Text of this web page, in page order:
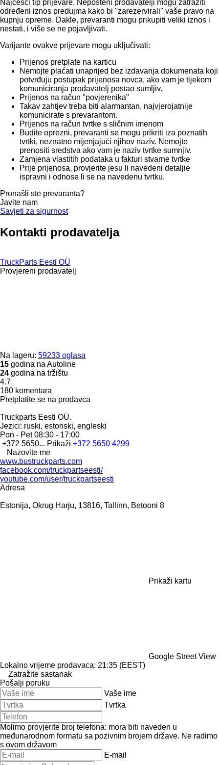
Najčešći tip prijevare. Nepošteni prodavatelji mogu zatražiti
određeni iznos predujma kako bi "zarezervirali" vaše pravo na
kupnju opreme. Dakle, prevaranti mogu prikupiti veliki iznos i
nestati, i više se ne pojavljivati.
Varijante ovakve prijevare mogu uključivati:
Prijenos pretplate na karticu
Nemojte plaćati unaprijed bez izdavanja dokumenata koji
potvrđuju postupak prijenosa novca, ako vam je tijekom
komuniciranja prodavatelj postao sumljiv.
Prijenos na račun "povjerenika"
Takav zahtjev treba biti alarmantan, najvjerojatnije
komunicirate s prevarantom.
Prijenos na račun tvrtke s sličnim imenom
Budite oprezni, prevaranti se mogu prikriti iza poznatih
tvrtki, neznatno mijenjajući njihov naziv. Nemojte
prenositi sredstva ako vam je naziv tvrtke sumnjiv.
Zamjena vlastitih podataka u fakturi stvarne tvrtke
Prije prijenosa, provjerite jesu li navedeni detaljie
ispravni i odnose li se na navedenu tvrtku.
Pronašli ste prevaranta?
Javite nam
Savjeti za sigurnost
Kontakti prodavatelja
TruckParts Eesti OÜ
Provjereni prodavatelj
Na lageru: 59233 oglasa
15 godina na Autoline
24 godina na tržištu
4.7
180 komentara
Pretplatite se na prodavca
Truckparts Eesti OÜ.
Jezici: ruski, estonski, engleski
Pon - Pet08:30 - 17:00
+372 5650... Prikaži +372 5650 4299
Nazovite me
www.bustruckparts.com
facebook.com/truckpartseesti/
youtube.com/user/truckpartseesti
Adresa
Estonija, Okrug Harju, 13816, Tallinn, Betooni 8
Prikaži kartu
Google Street View
Lokalno vrijeme prodavaca: 21:35 (EEST)
Zatražite sastanak
Pošalji poruku
Vaše ime
Tvrtka
Molimo provjerite broj telefona: mora biti naveden u
međunarodnom formatu sa pozivnim brojem države. Ne radimo
s ovom državom
E-mail